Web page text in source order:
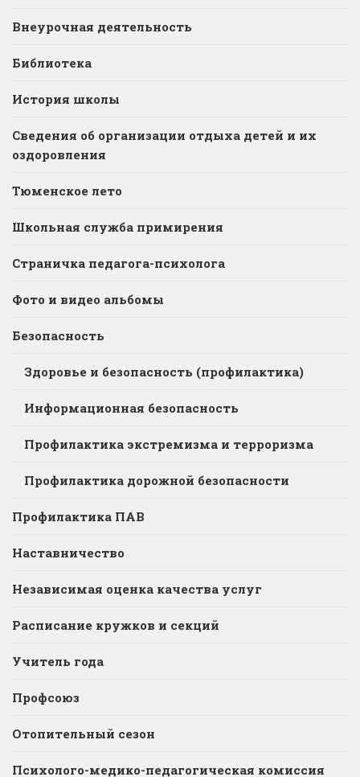
Внеурочная деятельность
Библиотека
История школы
Сведения об организации отдыха детей и их
оздоровления
Тюменское лето
Школьная служба примирения
Страничка педагога-психолога
Фото и видео альбомы
Безопасность
Здоровье и безопасность (профилактика)
Информационная безопасность
Профилактика экстремизма и терроризма
Профилактика дорожной безопасности
Профилактика ПАВ
Наставничество
Независимая оценка качества услуг
Расписание кружков и секций
Учитель года
Профсоюз
Отопительный сезон
Психолого-медико-педагогическая комиссия